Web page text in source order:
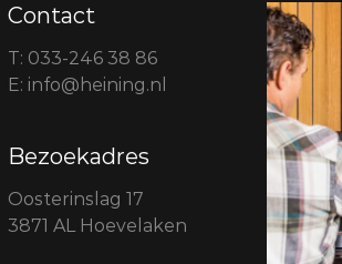
Contact
T: 033-246 38 86
E: info@heining.nl
Bezoekadres
Oosterinslag 17
3871 AL Hoevelaken